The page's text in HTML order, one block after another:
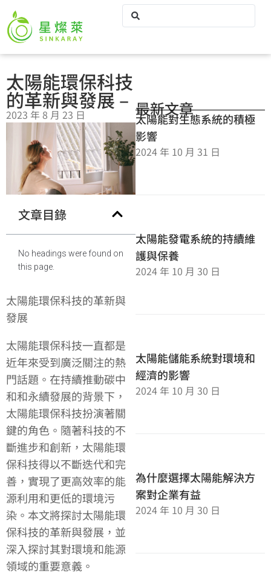
太陽能環保科技
的革新與發展 –
2023 年 8 月 23 日
文章目錄
No headings were found on
this page.
太陽能環保科技的革新與
發展
太陽能環保科技一直都是
近年來受到廣泛關注的熱
門話題。在持續推動碳中
和和永續發展的背景下，
太陽能環保科技扮演著關
鍵的角色。隨著科技的不
斷進步和創新，太陽能環
保科技得以不斷迭代和完
善，實現了更高效率的能
源利用和更低的環境污
染。本文將探討太陽能環
保科技的革新與發展，並
深入探討其對環境和能源
領域的重要意義。
最新文章
太陽能對生態系統的積極
影響
2024 年 10 月 31 日
太陽能發電系統的持續維
護與保養
2024 年 10 月 30 日
太陽能儲能系統對環境和
經濟的影響
2024 年 10 月 30 日
為什麼選擇太陽能解決方
案對企業有益
2024 年 10 月 30 日